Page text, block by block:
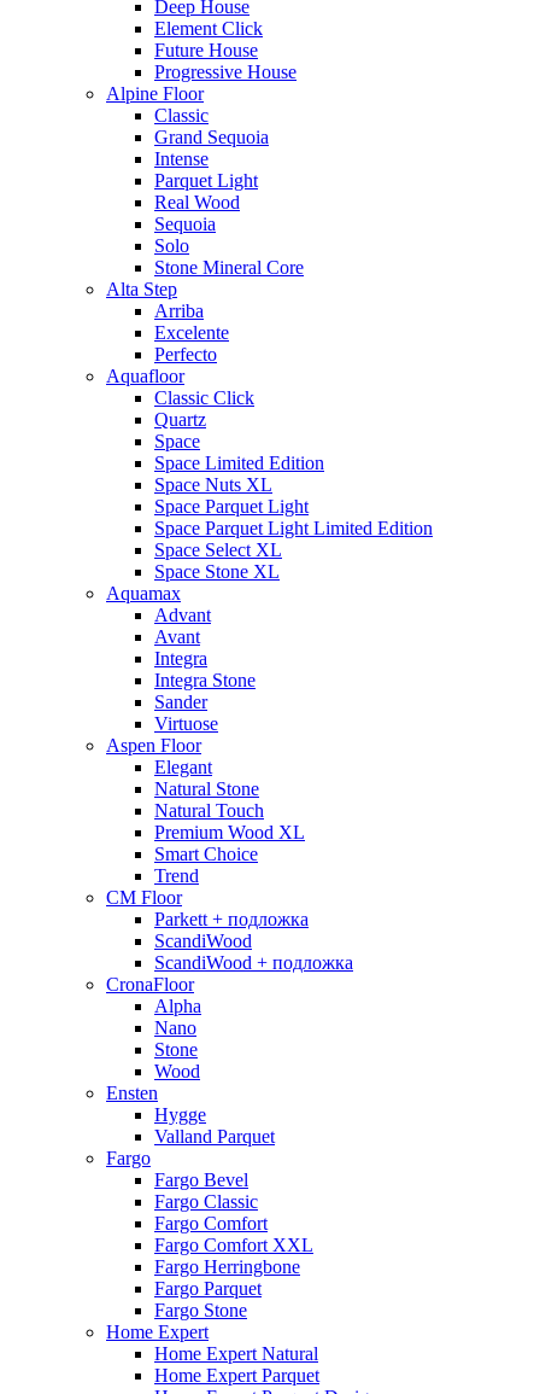
Deep House
Element Click
Future House
Progressive House
Alpine Floor
Classic
Grand Sequoia
Intense
Parquet Light
Real Wood
Sequoia
Solo
Stone Mineral Core
Alta Step
Arriba
Excelente
Perfecto
Aquafloor
Classic Click
Quartz
Space
Space Limited Edition
Space Nuts XL
Space Parquet Light
Space Parquet Light Limited Edition
Space Select XL
Space Stone XL
Aquamax
Advant
Avant
Integra
Integra Stone
Sander
Virtuose
Aspen Floor
Elegant
Natural Stone
Natural Touch
Premium Wood XL
Smart Choice
Trend
CM Floor
Parkett + подложка
ScandiWood
ScandiWood + подложка
CronaFloor
Alpha
Nano
Stone
Wood
Ensten
Hygge
Valland Parquet
Fargo
Fargo Bevel
Fargo Classic
Fargo Comfort
Fargo Comfort XXL
Fargo Herringbone
Fargo Parquet
Fargo Stone
Home Expert
Home Expert Natural
Home Expert Parquet